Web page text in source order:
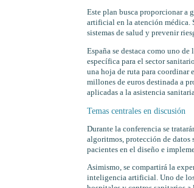
Este plan busca proporcionar a
artificial en la atención médica.
sistemas de salud y prevenir
España se destaca como uno
específica para el sector
una hoja de ruta para
millones de euros destinada a
aplicadas a la asistencia
Temas centrales en discusión
Durante la conferencia se
algoritmos, protección de
pacientes en el diseño e
Asimismo, se compartirá la
inteligencia artificial. Uno de